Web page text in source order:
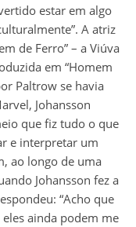
estar em algo
A atriz
de Ferro” – a Viúva
em “Homem
Paltrow se havia
Johansson
que fiz tudo o que
e interpretar um
ao longo de uma
Johansson fez a
“Acho que
ainda podem me